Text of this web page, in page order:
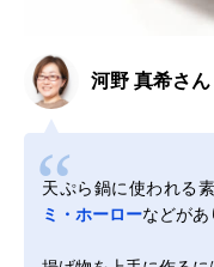
河野 真希さん
天ぷら鍋に使われる素
ミ・ホーローなどがあ